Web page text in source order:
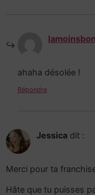
ahaha désolée !
Répondre
Jessica dit :
Merci pour ta
Hâte que tu puisses